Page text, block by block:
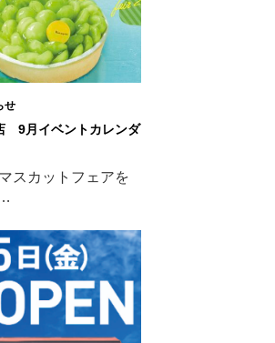
せ
9月イベントカレンダ
スカットフェアを